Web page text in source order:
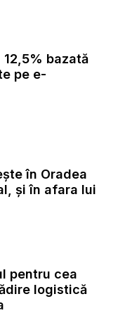
bazată
pe e-
în Oradea
și în afara lui
pentru cea
logistică